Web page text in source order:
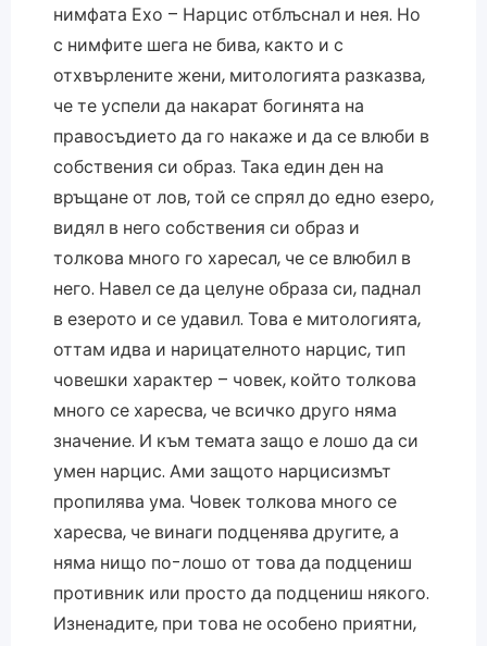
нимфата Ехо – Нарцис отблъснал и нея. Но
с нимфите шега не бива, както и с
отхвърлените жени, митологията разказва,
че те успели да накарат богинята на
правосъдието да го накаже и да се влюби в
собствения си образ. Така един ден на
връщане от лов, той се спрял до едно езеро,
видял в него собствения си образ и
толкова много го харесал, че се влюбил в
него. Навел се да целуне образа си, паднал
в езерото и се удавил. Това е митологията,
оттам идва и нарицателното нарцис, тип
човешки характер – човек, който толкова
много се харесва, че всичко друго няма
значение. И към темата защо е лошо да си
умен нарцис. Ами защото нарцисизмът
пропилява ума. Човек толкова много се
харесва, че винаги подценява другите, а
няма нищо по-лошо от това да подцениш
противник или просто да подцениш някого.
Изненадите, при това не особено приятни,